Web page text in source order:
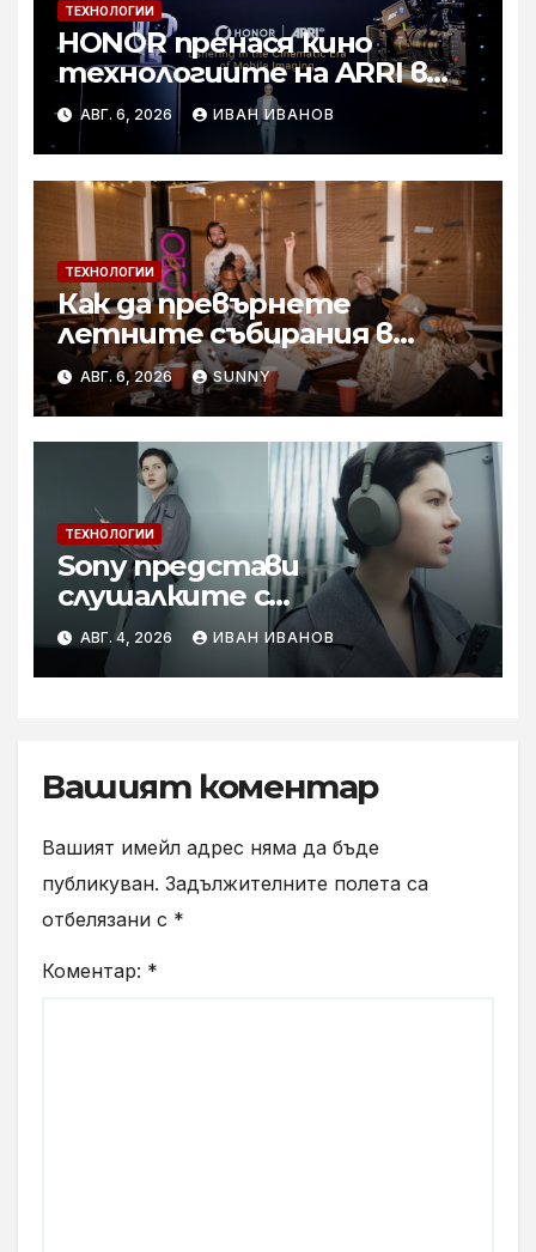
ТЕХНОЛОГИИ
HONOR пренася кино
технологиите на ARRI в
мобилното творчество на
събитието Imaging
Technology Launch
АВГ. 6, 2026 ИВАН ИВАНОВ
ТЕХНОЛОГИИ
Как да превърнете
летните събирания в
купон с караоке система
АВГ. 6, 2026 SUNNY
ТЕХНОЛОГИИ
Sony представи
слушалките с
шумопотискане WH-
1000XM6 в нов цвят „Olive
Gray“
АВГ. 4, 2026 ИВАН ИВАНОВ
Вашият коментар
Вашият имейл адрес няма да бъде
публикуван. Задължителните полета са
отбелязани с *
Коментар: *